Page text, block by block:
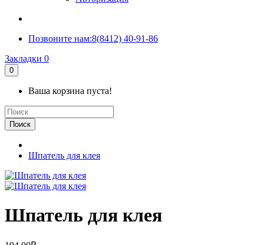
Позвоните нам:8(8412) 40-91-86
Закладки 0
0
Ваша корзина пуста!
Поиск
Шпатель для клея
Шпатель для клея